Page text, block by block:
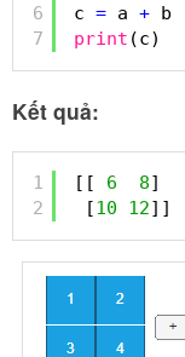
6
7
c = a + b
print (c)
Kết quả:
1
2
[[ 6 8]
[10 12]]